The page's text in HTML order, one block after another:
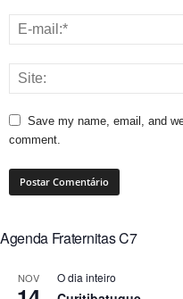
Save my name, email, and
comment.
Agenda Fraternitas C7
NOV O dia inteiro